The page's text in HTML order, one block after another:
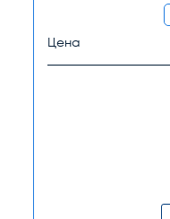
Цена